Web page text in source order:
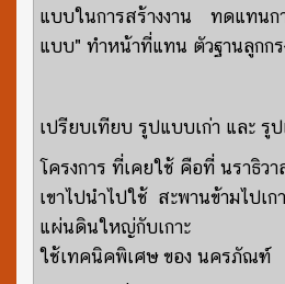
แบบในการสร้างงาน ทดแทน
แบบ" ทำหน้าที่แทน ตัวฐานลูกก
เปรียบเทียบ รูปแบบเก่า และ รู
โครงการ ที่เคยใช้ คือที่ นราธิวา
เขาไปนำไปใช้ สะพานข้ามไปเ
แผ่นดินใหญ่กับเกาะ
ใช้เทคนิคพิเศษ ของ นครภัณฑ์